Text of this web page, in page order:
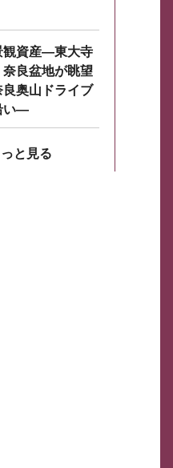
観資産―東大寺
奈良盆地が眺望
良奥山ドライブ
い―
っと見る